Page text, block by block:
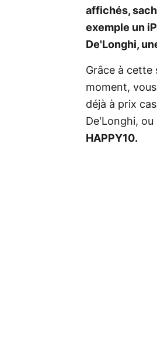
affichés,
exemple un
De'Longhi,
Grâce à cette
moment,
déjà à prix
De'Longhi, ou
HAPPY10.